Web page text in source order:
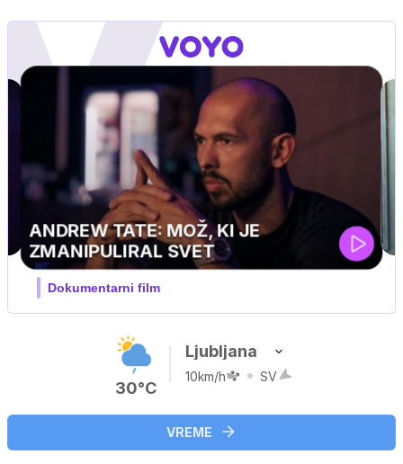
30°C
Ljubljana
10km/h SV
VREME